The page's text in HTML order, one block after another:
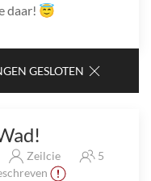
daar! 😇
GESLOTEN
Zeilcie
5